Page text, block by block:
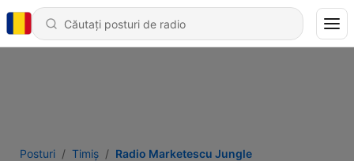
Posturi Timiș Radio Marketescu Jungle